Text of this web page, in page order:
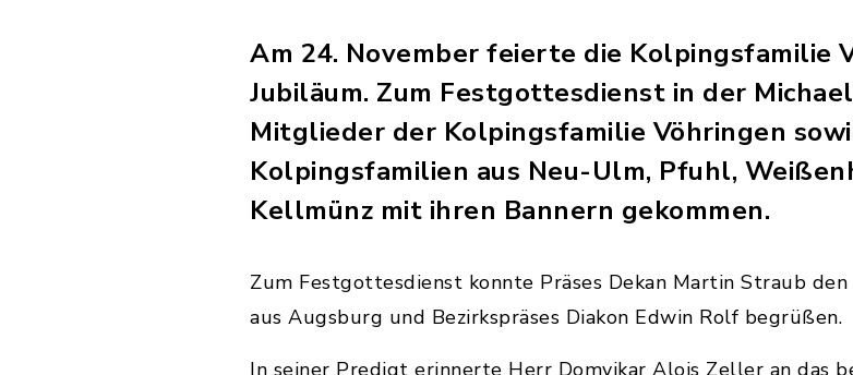
Am 24. November feierte die Kolpingsfamilie
Jubiläum. Zum Festgottesdienst in der
Mitglieder der Kolpingsfamilie Vöhringen
Kolpingsfamilien aus Neu-Ulm, Pfuhl,
Kellmünz mit ihren Bannern gekommen.
Zum Festgottesdienst konnte Präses Dekan Martin Straub
aus Augsburg und Bezirkspräses Diakon Edwin Rolf begrüßen.
In seiner Predigt erinnerte Herr Domvikar Alois Zeller an das